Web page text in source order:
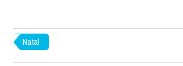
Natal